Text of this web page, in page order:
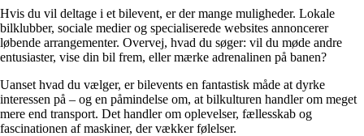
Hvis du vil deltage i et bilevent, er der mange muligheder. Lokale
bilklubber, sociale medier og specialiserede websites annoncerer
løbende arrangementer. Overvej, hvad du søger: vil du møde andre
entusiaster, vise din bil frem, eller mærke adrenalinen på banen?
Uanset hvad du vælger, er bilevents en fantastisk måde at dyrke
interessen på – og en påmindelse om, at bilkulturen handler om meget
mere end transport. Det handler om oplevelser, fællesskab og
fascinationen af maskiner, der vækker følelser.